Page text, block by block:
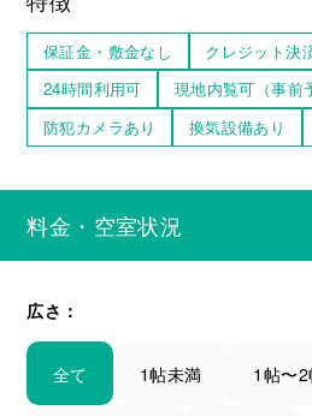
保証金・敷金なし クレジット決
24時間利用可
現地内覧可（事前
防犯カメラあり
換気設備あり
料金・空室状況
広さ：
全て 1帖未満 1帖〜